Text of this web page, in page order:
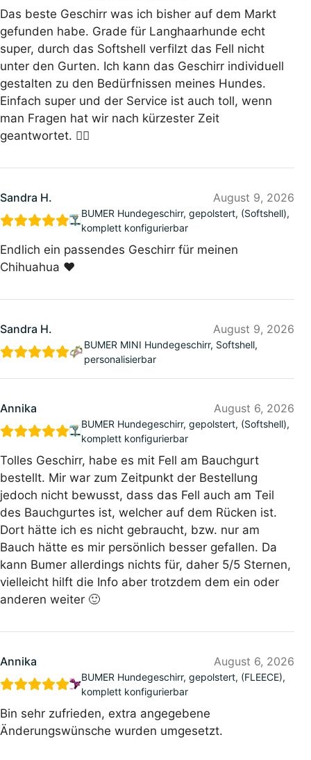
Das beste Geschirr was ich bisher auf dem Markt
gefunden habe. Grade für Langhaarhunde echt
super, durch das Softshell verfilzt das Fell nicht
unter den Gurten. Ich kann das Geschirr individuell
gestalten zu den Bedürfnissen meines Hundes.
Einfach super und der Service ist auch toll, wenn
man Fragen hat wir nach kürzester Zeit
geantwortet. 👍🏻
Sandra H. August 9, 2026
BUMER Hundegeschirr, gepolstert, (Softshell),
komplett konfigurierbar
Endlich ein passendes Geschirr für meinen
Chihuahua ❤️
Sandra H. August 9, 2026
BUMER MINI Hundegeschirr, Softshell,
personalisierbar
Annika August 6, 2026
BUMER Hundegeschirr, gepolstert, (Softshell),
komplett konfigurierbar
Tolles Geschirr, habe es mit Fell am Bauchgurt
bestellt. Mir war zum Zeitpunkt der Bestellung
jedoch nicht bewusst, dass das Fell auch am Teil
des Bauchgurtes ist, welcher auf dem Rücken ist.
Dort hätte ich es nicht gebraucht, bzw. nur am
Bauch hätte es mir persönlich besser gefallen. Da
kann Bumer allerdings nichts für, daher 5/5 Sternen,
vielleicht hilft die Info aber trotzdem dem ein oder
anderen weiter 🙂
Annika August 6, 2026
BUMER Hundegeschirr, gepolstert, (FLEECE),
komplett konfigurierbar
Bin sehr zufrieden, extra angegebene
Änderungswünsche wurden umgesetzt.